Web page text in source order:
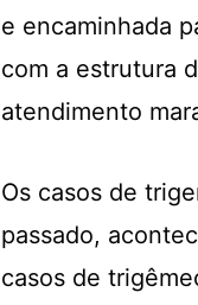
e encaminhada
com a estrutura
atendimento
Os casos de
passado,
casos de